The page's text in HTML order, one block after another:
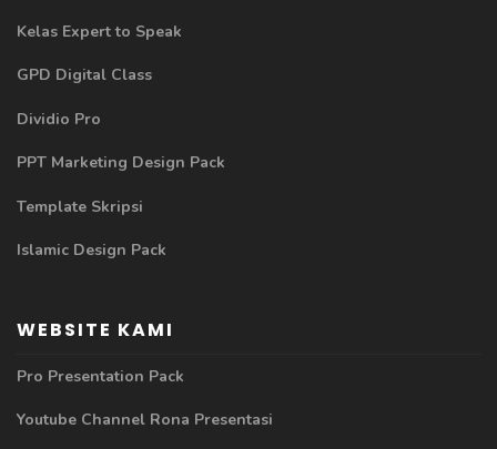
Kelas Expert to Speak
GPD Digital Class
Dividio Pro
PPT Marketing Design Pack
Template Skripsi
Islamic Design Pack
WEBSITE KAMI
Pro Presentation Pack
Youtube Channel Rona Presentasi